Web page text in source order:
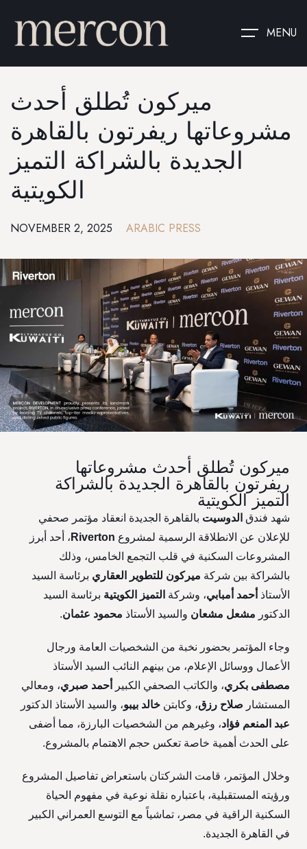
MENU
ميركون تُطلق أحدث
مشروعاتها ريفرتون بالقاهرة
الجديدة بالشراكة التميز
الكويتية
NOVEMBER 2, 2025 ARABIC PRESS
ميركون تُطلق أحدث مشروعاتها
ريفرتون بالقاهرة الجديدة بالشراكة
التميز الكويتية
شهد فندق الدوسيت بالقاهرة الجديدة انعقاد مؤتمر صحفي
للإعلان عن الانطلاقة الرسمية لمشروع Riverton ، أحد أبرز
المشروعات السكنية في قلب التجمع الخامس، وذلك
بالشراكة بين شركة ميركون للتطوير العقاري برئاسة السيد
الأستاذ أحمد أمبابي، وشركة التميز الكويتية برئاسة السيد
الدكتور مشعل مشعان والسيد الأستاذ محمود عثمان.
وجاء المؤتمر بحضور نخبة من الشخصيات العامة ورجال
الأعمال ووسائل الإعلام، من بينهم النائب السيد الأستاذ
مصطفى بكري، والكاتب الصحفي الكبير أحمد صبري، ومعالي
المستشار صلاح رزق، وكابتن خالد بيبو، والسيد الأستاذ الدكتور
عبد المنعم فؤاد، وغيرهم من الشخصيات البارزة، مما أضفى
على الحدث أهمية خاصة تعكس حجم الاهتمام بالمشروع.
وخلال المؤتمر، قامت الشركتان باستعراض تفاصيل المشروع
ورؤيته المستقبلية، باعتباره نقلة نوعية في مفهوم الحياة
السكنية الراقية في مصر، تماشياً مع التوسع العمراني الكبير
في القاهرة الجديدة.